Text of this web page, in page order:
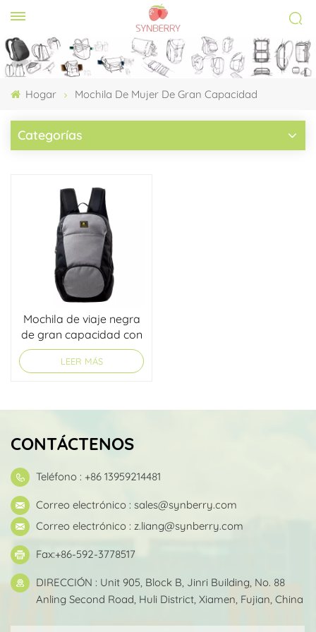
Hogar Mochila De Mujer De Gran Capacidad
Categorías
Mochila de viaje negra
de gran capacidad con
múltiples bolsillos
LEER MÁS
CONTÁCTENOS
Teléfono : +86 13959214481
Correo electrónico : sales@synberry.com
Correo electrónico : z.liang@synberry.com
Fax:+86-592-3778517
DIRECCIÓN : Unit 905, Block B, Jinri Building, No. 88
Anling Second Road, Huli District, Xiamen, Fujian, China